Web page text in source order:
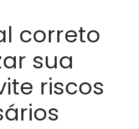
correto
sua
riscos